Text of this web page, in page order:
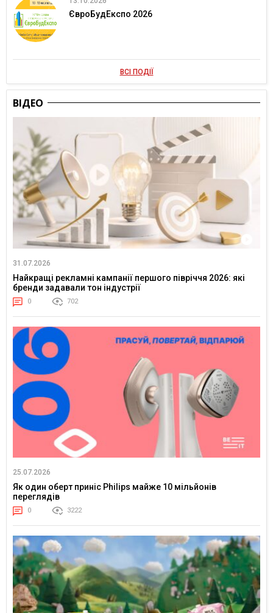
ЄвроБудЕкспо 2026
ВСІ ПОДІЇ
ВІДЕО
31.07.2026
Найкращі рекламні кампанії першого півріччя 2026: які
бренди задавали тон індустрії
0 702
25.07.2026
Як один оберт приніс Philips майже 10 мільйонів
переглядів
0 3222